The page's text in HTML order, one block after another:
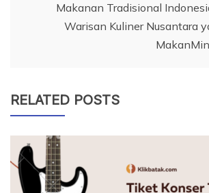
Makanan Tradisional
Warisan Kuliner Nusantara
RELATED POSTS